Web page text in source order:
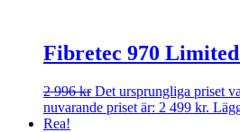
Fibretec 970
2 996kr Det ursprungliga priset
nuvarande priset är: 2 499 kr.
Rea!